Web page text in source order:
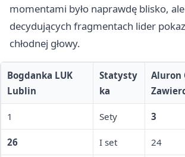
momentami było naprawdę blisko,
decydujących fragmentach lider
chłodnej głowy.
Bogdanka LUK
Lublin
Statysty
ka
Aluron
1 Sety 3
26 I set 24